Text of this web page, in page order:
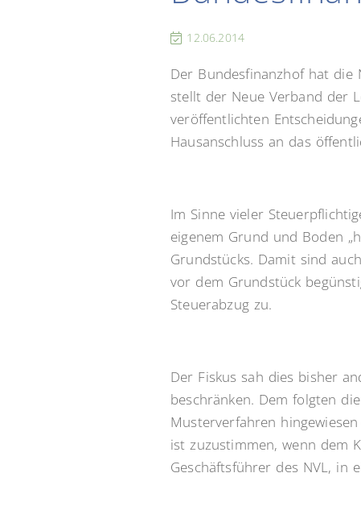
12.06.2014
Der Bundesfinanzhof hat die
stellt der Neue Verband der
veröffentlichten
Hausanschluss an das
Im Sinne vieler
eigenem Grund und Boden
Grundstücks. Damit sind
vor dem Grundstück
Steuerabzug zu.
Der Fiskus sah dies bisher
beschränken. Dem folgten
Musterverfahren
ist zuzustimmen, wenn dem
Geschäftsführer des NVL, in